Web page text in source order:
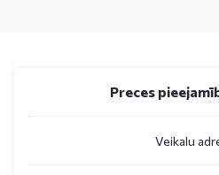
Preces
Veikalu